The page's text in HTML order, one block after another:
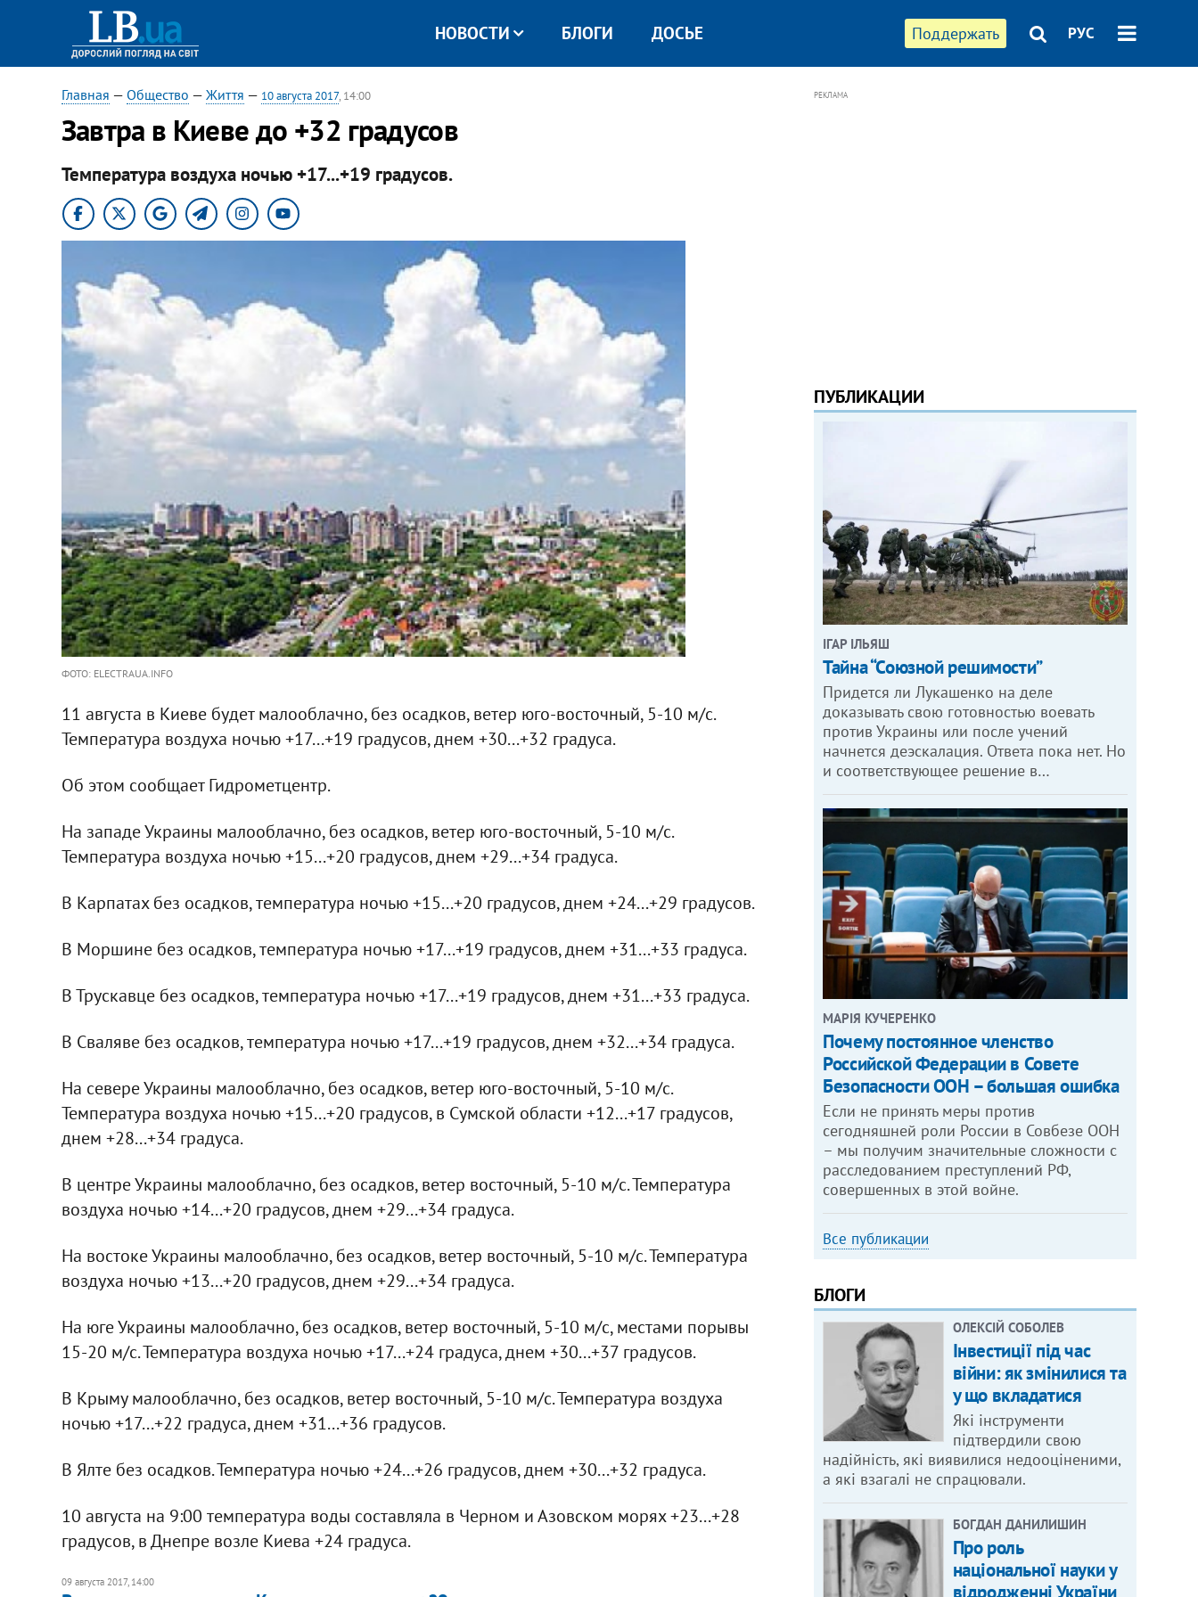
Поддержать РУС
НОВОСТИ БЛОГИ ДОСЬЕ
Главная — Общество — Життя — 10 августа 2017, 14:00
Завтра в Киеве до +32 градусов
Температура воздуха ночью +17...+19 градусов.
ФОТО: ELECTRAUA.INFO
11 августа в Киеве будет малооблачно, без осадков, ветер юго-восточный, 5-10 м/с.
Температура воздуха ночью +17...+19 градусов, днем +30...+32 градуса.
Об этом сообщает Гидрометцентр.
На западе Украины малооблачно, без осадков, ветер юго-восточный, 5-10 м/с.
Температура воздуха ночью +15...+20 градусов, днем +29...+34 градуса.
В Карпатах без осадков, температура ночью +15...+20 градусов, днем +24...+29 градусов.
В Моршине без осадков, температура ночью +17...+19 градусов, днем +31...+33 градуса.
В Трускавце без осадков, температура ночью +17...+19 градусов, днем +31...+33 градуса.
В Сваляве без осадков, температура ночью +17...+19 градусов, днем +32...+34 градуса.
На севере Украины малооблачно, без осадков, ветер юго-восточный, 5-10 м/с.
Температура воздуха ночью +15...+20 градусов, в Сумской области +12...+17 градусов,
днем +28...+34 градуса.
В центре Украины малооблачно, без осадков, ветер восточный, 5-10 м/с. Температура
воздуха ночью +14...+20 градусов, днем +29...+34 градуса.
На востоке Украины малооблачно, без осадков, ветер восточный, 5-10 м/с. Температура
воздуха ночью +13...+20 градусов, днем +29...+34 градуса.
На юге Украины малооблачно, без осадков, ветер восточный, 5-10 м/с, местами порывы
15-20 м/с. Температура воздуха ночью +17...+24 градуса, днем +30...+37 градусов.
В Крыму малооблачно, без осадков, ветер восточный, 5-10 м/с. Температура воздуха
ночью +17...+22 градуса, днем +31...+36 градусов.
В Ялте без осадков. Температура ночью +24...+26 градусов, днем +30...+32 градуса.
10 августа на 9:00 температура воды составляла в Черном и Азовском морях +23...+28
градусов, в Днепре возле Киева +24 градуса.
09 августа 2017, 14:00
РЕКЛАМА
ПУБЛИКАЦИИ
ІГАР ІЛЬЯШ
Тайна “Союзной решимости”
Придется ли Лукашенко на деле
доказывать свою готовностью воевать
против Украины или после учений
начнется деэскалация. Ответа пока нет. Но
и соответствующее решение в…
МАРІЯ КУЧЕРЕНКО
​Почему постоянное членство
Российской Федерации в Совете
Безопасности ООН – большая ошибка
Если не принять меры против
сегодняшней роли России в Совбезе ООН
– мы получим значительные сложности с
расследованием преступлений РФ,
совершенных в этой войне.
Все публикации
БЛОГИ
ОЛЕКСІЙ СОБОЛЕВ
Інвестиції під час
війни: як змінилися та
у що вкладатися
Які інструменти
підтвердили свою
надійність, які виявилися недооціненими,
а які взагалі не спрацювали.
БОГДАН ДАНИЛИШИН
Про роль
національної науки у
відродженні України